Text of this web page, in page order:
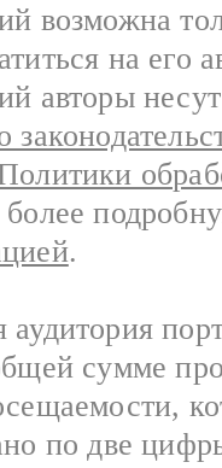
возможна
на его
авторы
более
.
аудитория
сумме
по две